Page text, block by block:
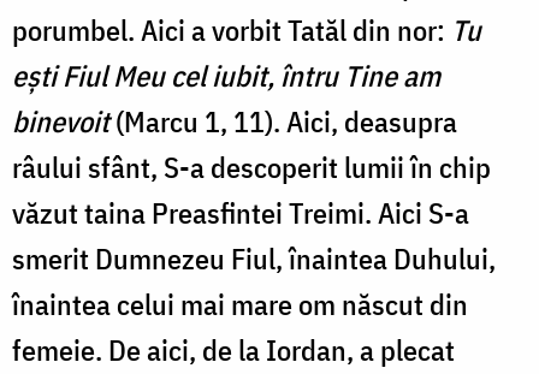
porumbel. Aici a vorbit Tatăl din nor: Tu
ești Fiul Meu cel iubit, întru Tine am
binevoit(Marcu 1, 11). Aici, deasupra
râului sfânt, S-a descoperit lumii în chip
văzut taina Preasfintei Treimi. Aici S-a
smerit Dumnezeu Fiul, înaintea Duhului,
înaintea celui mai mare om născut din
femeie. De aici, de la Iordan, a plecat